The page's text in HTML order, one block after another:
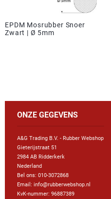
EPDM Mosrubber Snoer
Zwart | Ø 5mm
ONZE GEGEVENS
A&G Trading B.V. - Rubber Webshop
Gieterijstraat 51
2984 AB Ridderkerk
Nederland
Bel ons: 010-3072868
Email: info@rubberwebshop.nl
KvK-nummer: 96887389